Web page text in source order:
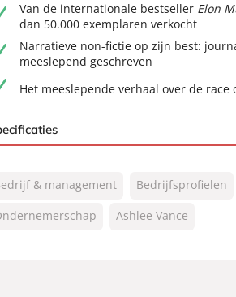
Van de internationale bestseller Elon
dan 50.000 exemplaren verkocht
Narratieve non-fictie op zijn best:
meeslepend geschreven
Het meeslepende verhaal over de race
801
Luisterboek
& management Bedrijfsprofielen
Ashlee Vance